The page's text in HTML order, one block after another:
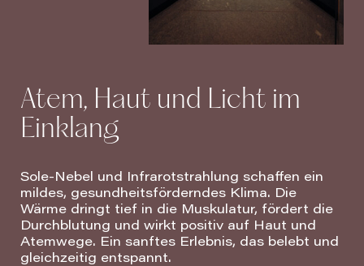
Atem, Haut und Licht im
Einklang
Sole-Nebel und Infrarotstrahlung schaffen ein
mildes, gesundheitsförderndes Klima. Die
Wärme dringt tief in die Muskulatur, fördert die
Durchblutung und wirkt positiv auf Haut und
Atemwege. Ein sanftes Erlebnis, das belebt und
gleichzeitig entspannt.